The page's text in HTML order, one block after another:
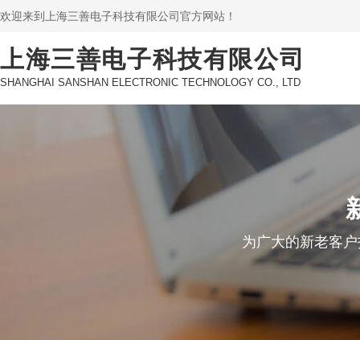
欢迎来到上海三善电子科技有限公司官方网站！
上海三善电子科技有限公司
SHANGHAI SANSHAN ELECTRONIC TECHNOLOGY CO., LTD
为广大的新老客